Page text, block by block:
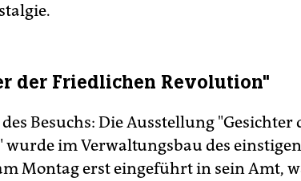
der Friedlichen Revolution"
Besuchs: Die Ausstellung
wurde im Verwaltungsbau des
Montag erst eingeführt in sein Amt,